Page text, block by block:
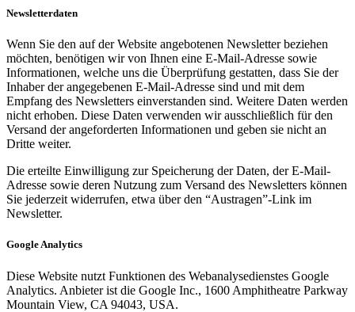
Newsletterdaten
Wenn Sie den auf der Website angebotenen Newsletter beziehen
möchten, benötigen wir von Ihnen eine E-Mail-Adresse sowie
Informationen, welche uns die Überprüfung gestatten, dass Sie der
Inhaber der angegebenen E-Mail-Adresse sind und mit dem
Empfang des Newsletters einverstanden sind. Weitere Daten werden
nicht erhoben. Diese Daten verwenden wir ausschließlich für den
Versand der angeforderten Informationen und geben sie nicht an
Dritte weiter.
Die erteilte Einwilligung zur Speicherung der Daten, der E-Mail-
Adresse sowie deren Nutzung zum Versand des Newsletters können
Sie jederzeit widerrufen, etwa über den “Austragen”-Link im
Newsletter.
Google Analytics
Diese Website nutzt Funktionen des Webanalysedienstes Google
Analytics. Anbieter ist die Google Inc., 1600 Amphitheatre Parkway
Mountain View, CA 94043, USA.